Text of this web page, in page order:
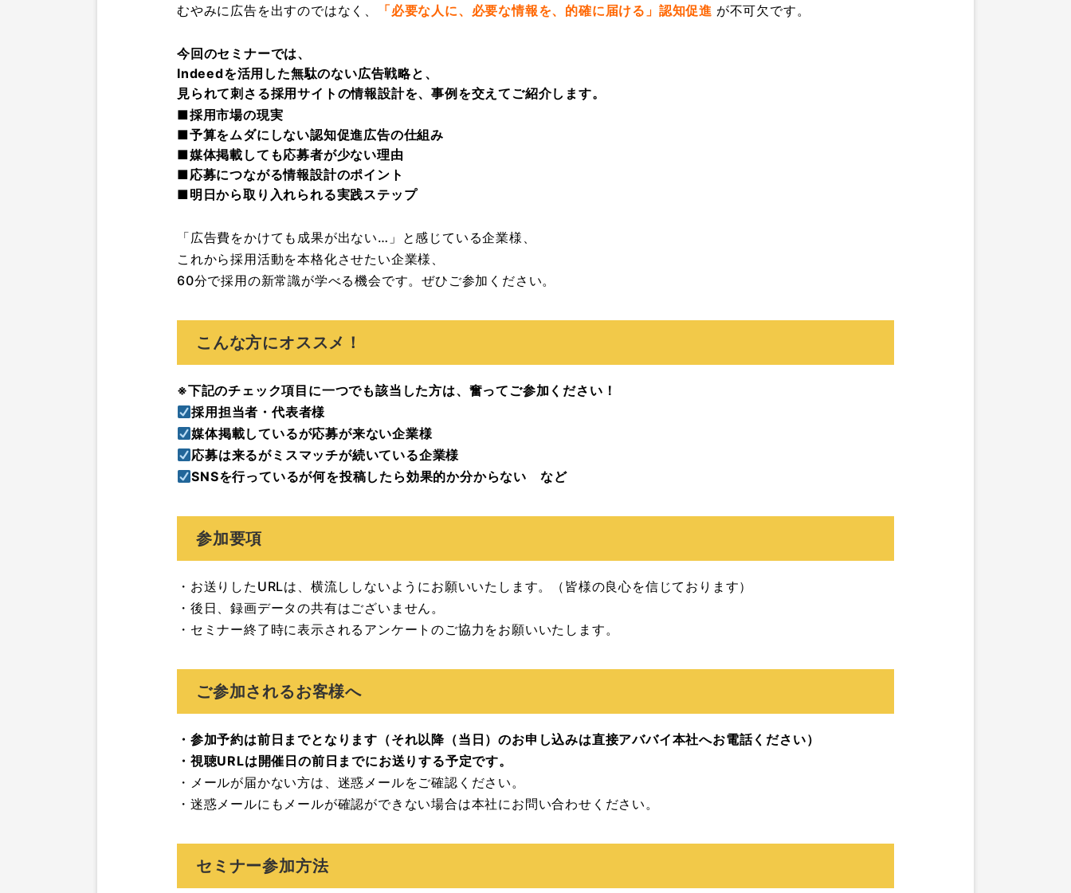
むやみに広告を出すのではなく、
「必要な人に、必要な情報を、的確に届ける」認知促進 が不可欠です。
今回のセミナーでは、
Indeedを活用した無駄のない広告戦略と、
見られて刺さる採用サイトの情報設計を、事例を交えてご紹介します。
■採用市場の現実
■予算をムダにしない認知促進広告の仕組み
■媒体掲載しても応募者が少ない理由
■応募につながる情報設計のポイント
■明日から取り入れられる実践ステップ
「広告費をかけても成果が出ない…」と感じている企業様、
これから採用活動を本格化させたい企業様、
60分で採用の新常識が学べる機会です。ぜひご参加ください。
こんな方にオススメ！
※下記のチェック項目に一つでも該当した方は、奮ってご参加ください！
採用担当者・代表者様
媒体掲載しているが応募が来ない企業様
応募は来るがミスマッチが続いている企業様
SNSを行っているが何を投稿したら効果的か分からない など
参加要項
・お送りしたURLは、横流ししないようにお願いいたします。（皆様の良心を信じております）
・後日、録画データの共有はございません。
・セミナー終了時に表示されるアンケートのご協力をお願いいたします。
ご参加されるお客様へ
・参加予約は前日までとなります（それ以降（当日）のお申し込みは直接アババイ本社へお電話ください）
・視聴URLは開催日の前日までにお送りする予定です。
・メールが届かない方は、迷惑メールをご確認ください。
・迷惑メールにもメールが確認ができない場合は本社にお問い合わせください。
セミナー参加方法